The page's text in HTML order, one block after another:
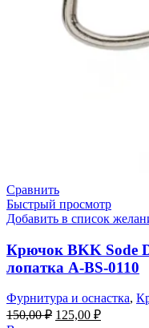
Сравнить
Быстрый просмотр
Добавить в список
Крючок BKK Sode
лопатка A-BS-0110
Фурнитура и оснастка,
150,00₽ Первоначальная
125,00 ₽Текущая